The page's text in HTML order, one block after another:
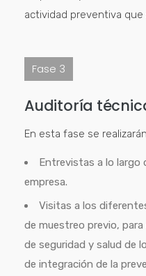
actividad preventiva que
Fase 3
Auditoría
En esta fase se
Entrevistas a lo largo
empresa.
Visitas a los
de muestreo previo,
de seguridad y salud de
de integración de la